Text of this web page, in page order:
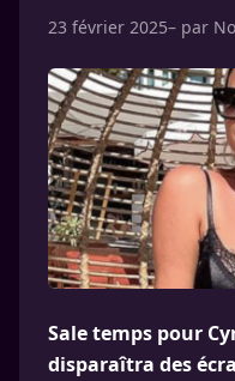
23 février 2025– par
Sale temps pour
disparaîtra des